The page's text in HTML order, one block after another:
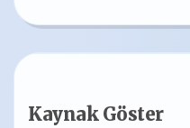
Kaynak Göster